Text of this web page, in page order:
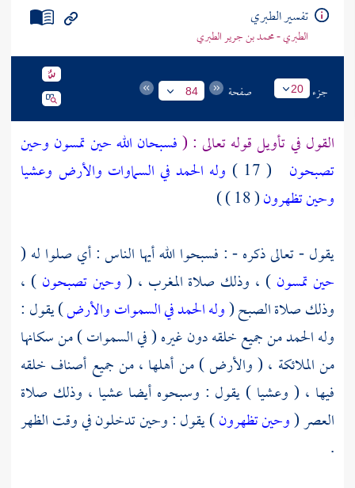
تفسير الطبري
الطبري - محمد بن جرير الطبري
جزء 20 صفحة 84
القول في تأويل قوله تعالى : (فسبحان الله حين تمسون وحين
تصبحون
( 17 )
وله الحمد في السماوات والأرض وعشيا
وحين تظهرون( 18 ) )
يقول - تعالى ذكره - : فسبحوا الله أيها الناس : أي صلوا له (
حين تمسون ) ، وذلك صلاة المغرب ، ( وحين تصبحون ) ،
وذلك صلاة الصبح (وله الحمد في السموات والأرض) يقول :
وله الحمد من جميع خلقه دون غيره ( في السموات ) من سكانها
من الملائكة ، ( والأرض ) من أهلها ، من جميع أصناف خلقه
فيها ، ( وعشيا ) يقول : وسبحوه أيضا عشيا ، وذلك صلاة
العصر (وحين تظهرون) يقول : وحين تدخلون في وقت الظهر
.